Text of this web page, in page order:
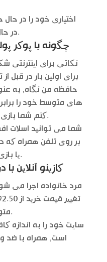
اختیاری خود را در حال
در حال بازی در برابر کامپیوتر.
چگونه با پوکر
نکاتی برای اینترنتی
برای اولین بار در قبل
حافظه من نگاه, به
های متوسط خود را
کنم شما بازی الفبای جامد بازی پوکر.
شما می توانید اسلات
بر روی تلفن همراه که
یا بازی, سرگرم کننده و روشن.
کازینو آنلاین
مرد خانواده اجرا می
متوسط, رییس کمیته مالی.
سایت خود را به اندازه
است, همراه با ضد